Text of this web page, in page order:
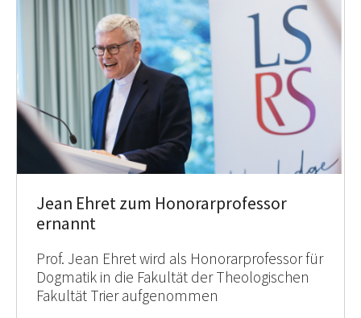
Jean Ehret zum Honorarprofessor
ernannt
Prof. Jean Ehret wird als Honorarprofessor für
Dogmatik in die Fakultät der Theologischen
Fakultät Trier aufgenommen